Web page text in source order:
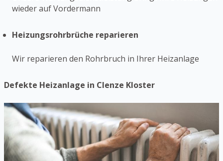
wieder auf Vordermann
Heizungsrohrbrüche reparieren
Wir reparieren den Rohrbruch in Ihrer Heizanlage
Defekte Heizanlage in Clenze Kloster